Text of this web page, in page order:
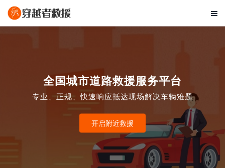

全国城市道路救援服务平台
专业、正规、快速响应抵达现场解决车辆难题
开启附近救援